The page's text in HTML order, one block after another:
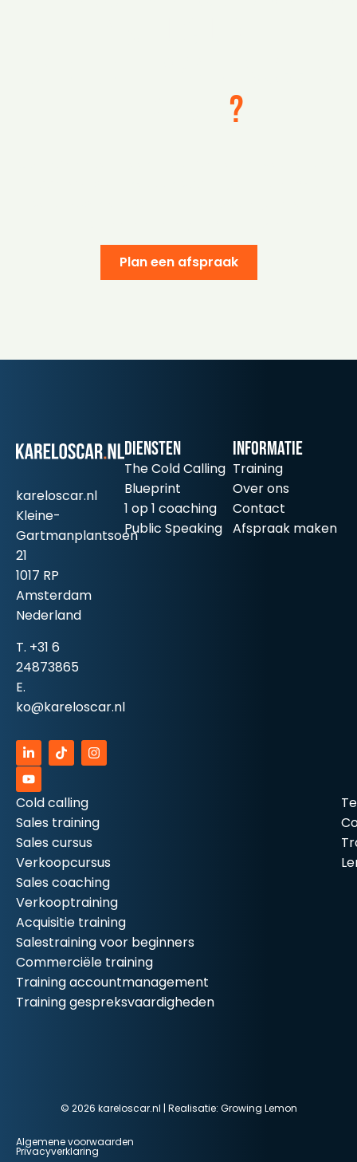
?
Plan een afspraak
kareloscar.nl
Kleine-
Gartmanplantsoen
21
1017 RP
Amsterdam
Nederland
T. +31 6
24873865
E.
ko@kareloscar.nl
Diensten
The Cold Calling
Blueprint
1 op 1 coaching
Public Speaking
informatie
Training
Over ons
Contact
Afspraak maken
Cold calling
Sales training
Sales cursus
Verkoopcursus
Sales coaching
Verkooptraining
Acquisitie training
Salestraining voor beginners
Commerciële training
Training accountmanagement
Training gespreksvaardigheden
© 2026 kareloscar.nl | Realisatie: Growing Lemon
Algemene voorwaarden
Privacyverklaring